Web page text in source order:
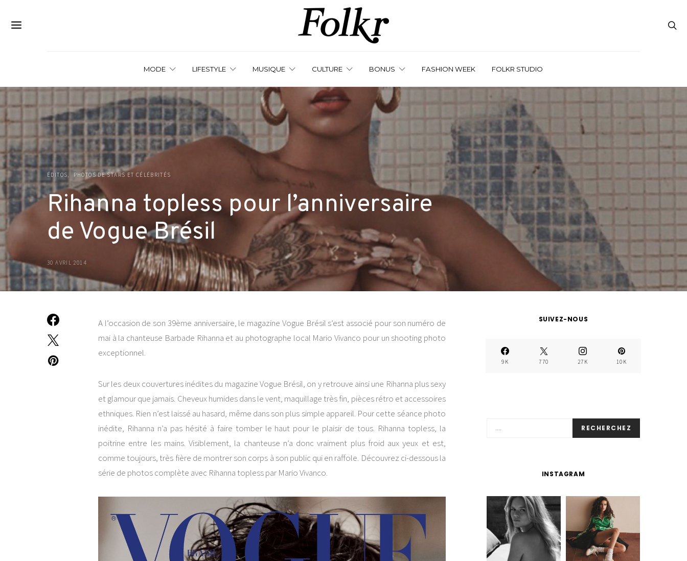
MODE LIFESTYLE MUSIQUE CULTURE BONUS FASHION WEEK FOLKR STUDIO
ÉDITOS PHOTOS DE STARS ET CÉLÉBRITÉS
Rihanna topless pour l’anniversaire
de Vogue Brésil
30 AVRIL 2014
A l’occasion de son 39ème anniversaire, le magazine Vogue Brésil s’est associé pour son numéro de
mai à la chanteuse Barbade Rihanna et au photographe local Mario Vivanco pour un shooting photo
exceptionnel.
Sur les deux couvertures inédites du magazine Vogue Brésil, on y retrouve ainsi une Rihanna plus sexy
et glamour que jamais. Cheveux humides dans le vent, maquillage très fin, pièces rétro et accessoires
ethniques. Rien n’est laissé au hasard, même dans son plus simple appareil. Pour cette séance photo
inédite, Rihanna n’a pas hésité à faire tomber le haut pour le plaisir de tous. Rihanna topless, la
poitrine entre les mains. Visiblement, la chanteuse n’a donc vraiment plus froid aux yeux et est,
comme toujours, très fière de montrer son corps à son public qui en raffole. Découvrez ci-dessous la
série de photos complète avec Rihanna topless par Mario Vivanco.
SUIVEZ-NOUS
9K 770 27K 10K
RECHERCHEZ
INSTAGRAM